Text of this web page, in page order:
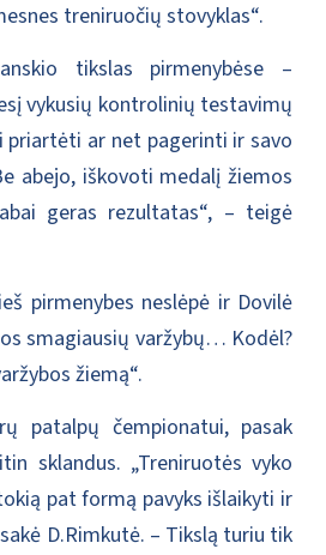
treniruočių stovyklas“.
tikslas pirmenybėse –
vykusių kontrolinių testavimų
priartėti ar net pagerinti ir savo
abejo, iškovoti medalį žiemos
geras rezultatas“, – teigė
pirmenybes neslėpė ir Dovilė
smagiausių varžybų… Kodėl?
žiemą“.
patalpų čempionatui, pasak
sklandus. „Treniruotės vyko
pat formą pavyks išlaikyti ir
D.Rimkutė. – Tikslą turiu tik